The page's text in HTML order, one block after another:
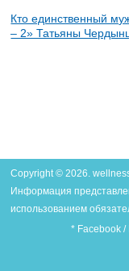
Кто единственный
– 2» Татьяны
Copyright © 2026.
Информация
использованием
* Facebook /